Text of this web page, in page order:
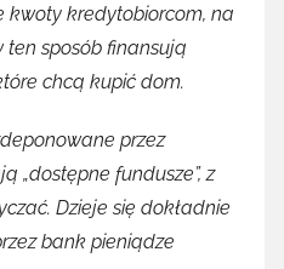
kwoty kredytobiorcom, na
ten sposób finansują
chcą kupić dom.
przez
„dostępne fundusze”, z
Dzieje się dokładnie
bank pieniądze